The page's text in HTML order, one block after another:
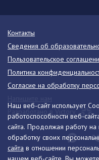
Наш веб-сайт использует
работоспособности веб-
сайта. Продолжая работу на
обработку своих
сайта в отношении
Контакты
Сведения об
Пользовательское
Политика
Согласие на обработку
Разработано в Victory